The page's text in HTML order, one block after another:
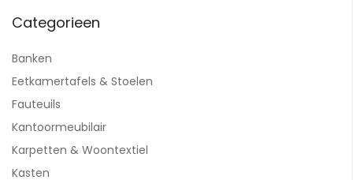
Categorieen
Banken
Eetkamertafels & Stoelen
Fauteuils
Kantoormeubilair
Karpetten & Woontextiel
Kasten